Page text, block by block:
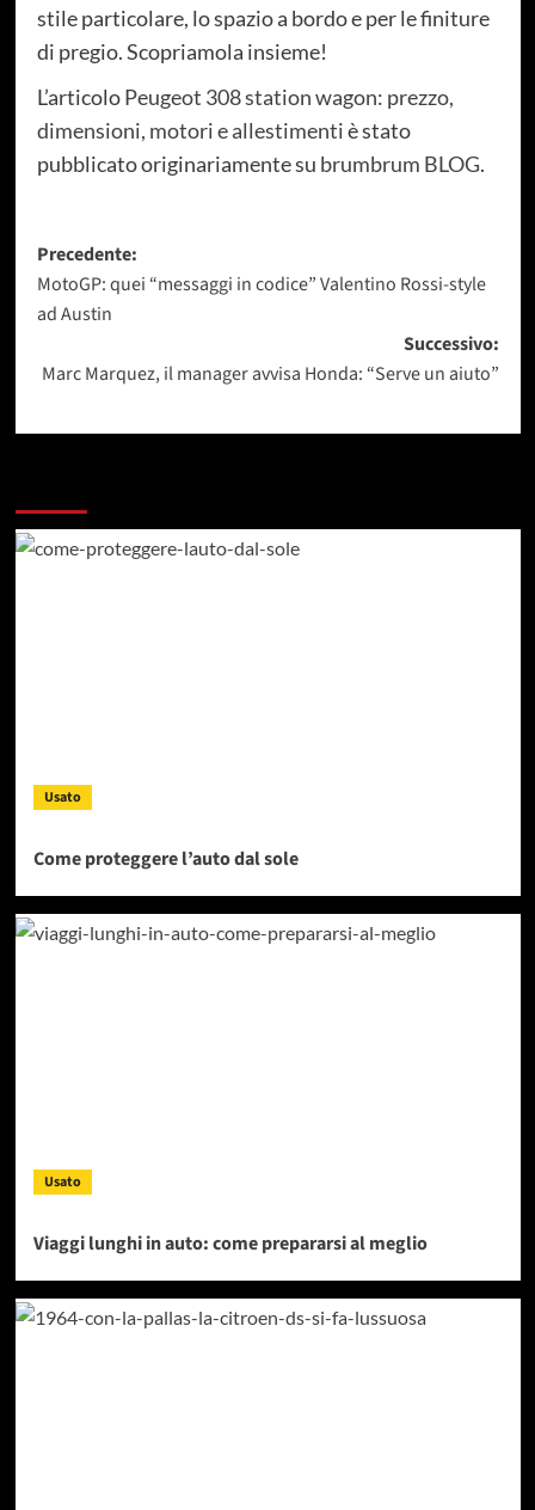
stile particolare, lo spazio a bordo e per le finiture
di pregio. Scopriamola insieme!
L’articoloPeugeot 308 station wagon: prezzo,
dimensioni, motori e allestimentiè stato
pubblicato originariamente su brumbrum BLOG.
Navigazione
articolo
Precedente:
MotoGP: quei “messaggi in codice” Valentino Rossi-style
ad Austin
Successivo:
Marc Marquez, il manager avvisa Honda: “Serve un aiuto”
Usato
Come proteggere l’auto dal sole
Usato
Viaggi lunghi in auto: come prepararsi al meglio